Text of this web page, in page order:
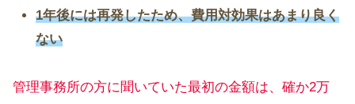
1年後には再発したため、費用対効果はあまり良く
ない
管理事務所の方に聞いていた最初の金額は、確か2万